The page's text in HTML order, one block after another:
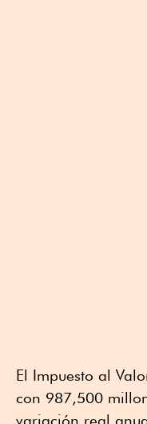
El Impuesto al
con 987,500
variación real